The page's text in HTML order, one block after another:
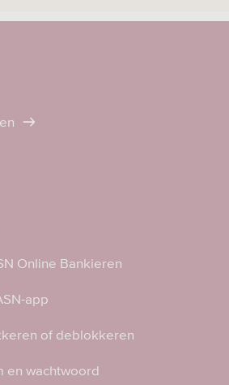
Online Bankieren
app
of deblokkeren
en wachtwoord